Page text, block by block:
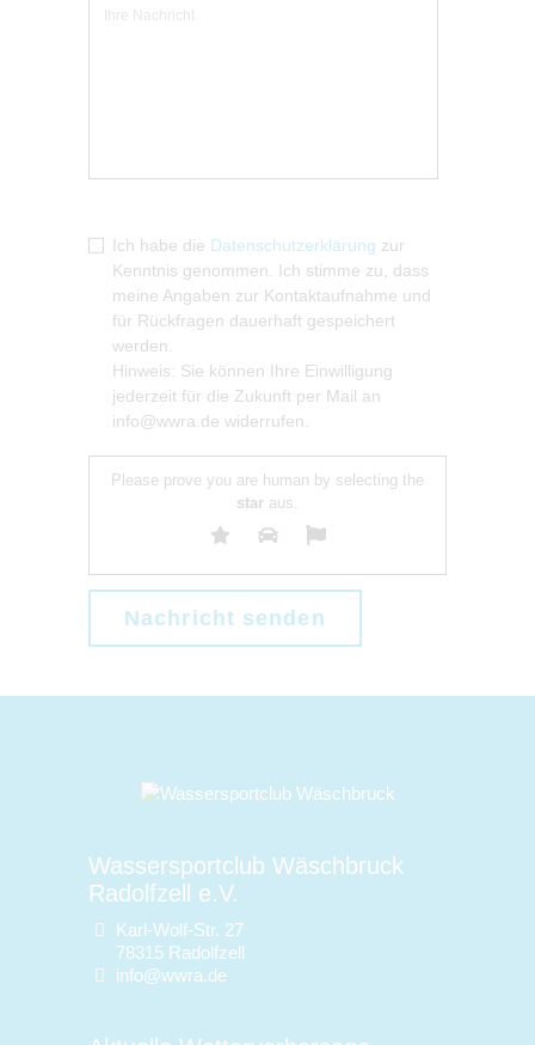
Ich habe die Datenschutzerklärung zur
Kenntnis genommen. Ich stimme zu, dass
meine Angaben zur Kontaktaufnahme und
für Rückfragen dauerhaft gespeichert
werden.
Hinweis: Sie können Ihre Einwilligung
jederzeit für die Zukunft per Mail an
info@wwra.de widerrufen.
Please prove you are human by selecting the
star aus.
Wassersportclub Wäschbruck
Radolfzell e.V.
Karl-Wolf-Str. 27
78315 Radolfzell
info@wwra.de